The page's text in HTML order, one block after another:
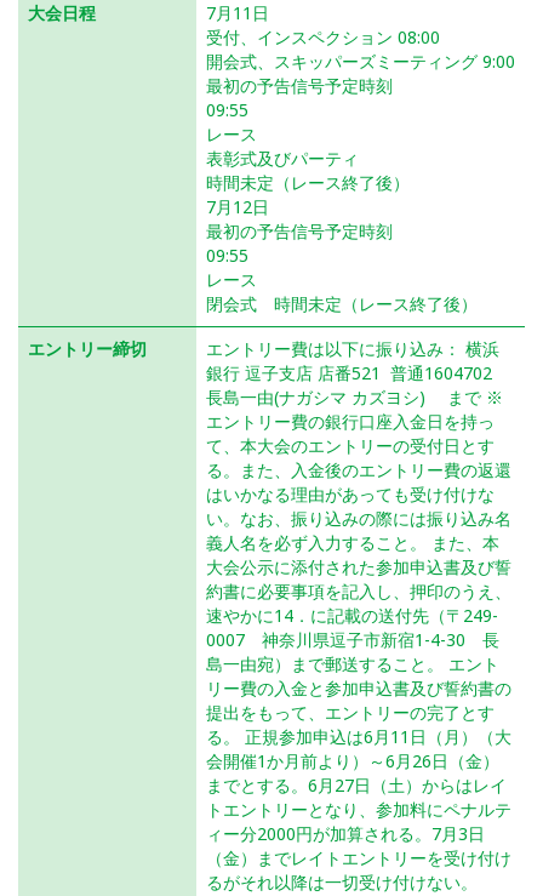
大会日程
7月11日
受付、インスペクション 08:00
開会式、スキッパーズミーティング 9:00
最初の予告信号予定時刻
09:55
レース
表彰式及びパーティ
時間未定（レース終了後）
7月12日
最初の予告信号予定時刻
09:55
レース
閉会式 時間未定（レース終了後）
エントリー締切
エントリー費は以下に振り込み： 横浜
銀行 逗子支店 店番521 普通1604702
長島一由(ナガシマ カズヨシ) まで ※
エントリー費の銀行口座入金日を持っ
て、本大会のエントリーの受付日とす
る。また、入金後のエントリー費の返還
はいかなる理由があっても受け付けな
い。なお、振り込みの際には振り込み名
義人名を必ず入力すること。 また、本
大会公示に添付された参加申込書及び誓
約書に必要事項を記入し、押印のうえ、
速やかに14．に記載の送付先（〒249-
0007 神奈川県逗子市新宿1-4-30 長
島一由宛）まで郵送すること。 エント
リー費の入金と参加申込書及び誓約書の
提出をもって、エントリーの完了とす
る。 正規参加申込は6月11日（月）（大
会開催1か月前より）～6月26日（金）
までとする。6月27日（土）からはレイ
トエントリーとなり、参加料にペナルテ
ィー分2000円が加算される。7月3日
（金）までレイトエントリーを受け付け
るがそれ以降は一切受け付けない。